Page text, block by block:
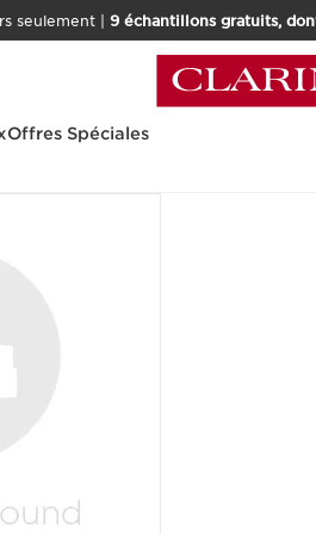
seulement | 9 échantillons gratuits,
Offres Spéciales